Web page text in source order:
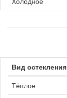
Вид остекления
Тёплое